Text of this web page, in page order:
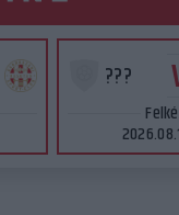
???